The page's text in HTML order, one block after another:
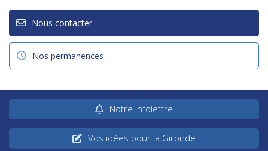
Nous contacter
Nos permanences
Notre infolettre
Vos idées pour la Gironde